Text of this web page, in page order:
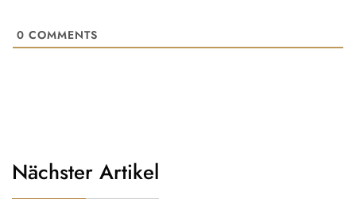
0 COMMENTS
Nächster Artikel